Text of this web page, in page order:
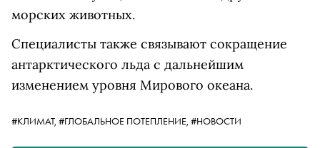
морских животных.
Специалисты также связывают сокращение
антарктического льда с дальнейшим
изменением уровня Мирового океана.
#КЛИМАТ, #ГЛОБАЛЬНОЕ ПОТЕПЛЕНИЕ, #НОВОСТИ